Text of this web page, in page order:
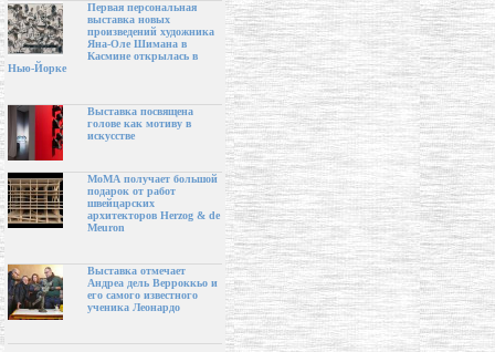
Первая персональная
выставка новых
произведений художника
Яна-Оле Шимана в
Касмине открылась в
Нью-Йорке
Выставка посвящена
голове как мотиву в
искусстве
МоМА получает большой
подарок от работ
швейцарских
архитекторов Herzog & de
Meuron
Выставка отмечает
Андреа дель Верроккьо и
его самого известного
ученика Леонардо